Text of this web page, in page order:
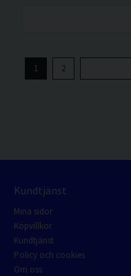
1 2
Kundtjänst
Mina sidor
Köpvillkor
Kundtjänst
Policy och cookies
Om oss